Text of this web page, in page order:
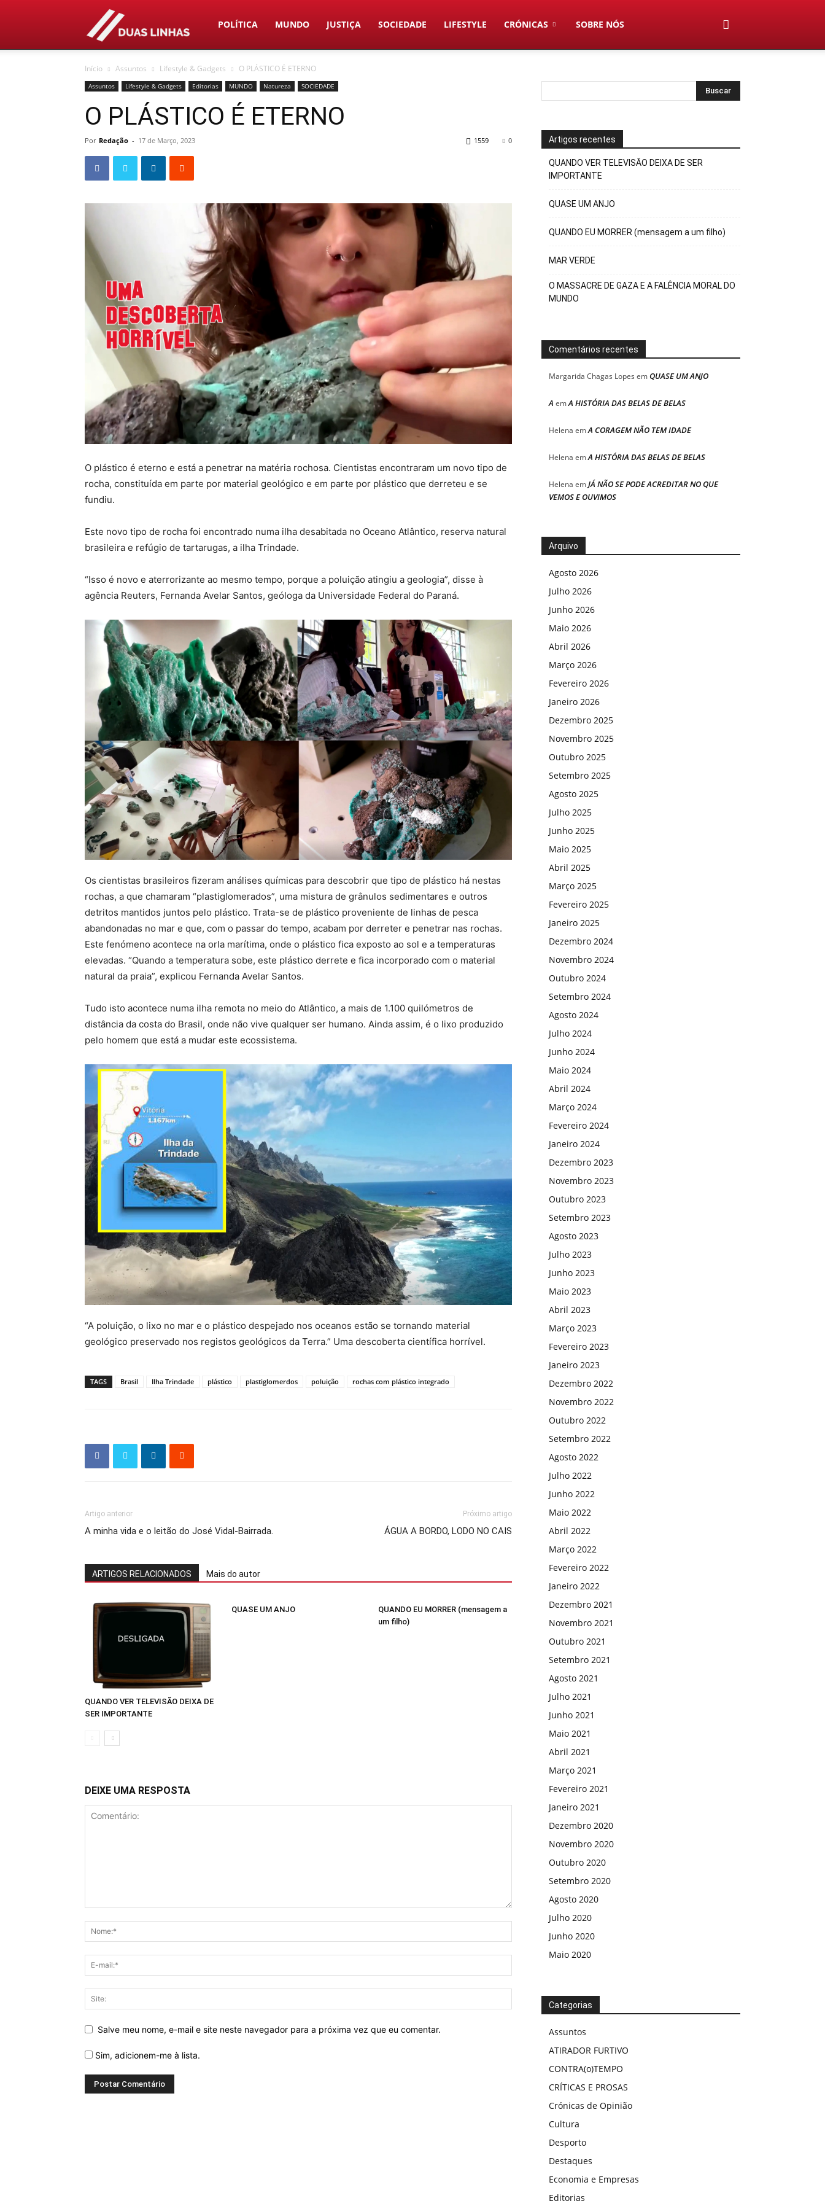
Duas
Linhas
POLÍTICA MUNDO JUSTIÇA SOCIEDADE LIFESTYLE CRÓNICAS SOBRE NÓS
Início Assuntos Lifestyle & Gadgets O PLÁSTICO É ETERNO
Assuntos Lifestyle & Gadgets Editorias MUNDO Natureza SOCIEDADE
O PLÁSTICO É ETERNO
Por Redação - 17 de Março, 2023 0
1559
O plástico é eterno e está a penetrar na matéria rochosa. Cientistas encontraram um novo tipo de
rocha, constituída em parte por material geológico e em parte por plástico que derreteu e se
fundiu.
Este novo tipo de rocha foi encontrado numa ilha desabitada no Oceano Atlântico, reserva natural
brasileira e refúgio de tartarugas, a ilha Trindade.
“Isso é novo e aterrorizante ao mesmo tempo, porque a poluição atingiu a geologia”, disse à
agência Reuters, Fernanda Avelar Santos, geóloga da Universidade Federal do Paraná.
Os cientistas brasileiros fizeram análises químicas para descobrir que tipo de plástico há nestas
rochas, a que chamaram “plastiglomerados”, uma mistura de grânulos sedimentares e outros
detritos mantidos juntos pelo plástico. Trata-se de plástico proveniente de linhas de pesca
abandonadas no mar e que, com o passar do tempo, acabam por derreter e penetrar nas rochas.
Este fenómeno acontece na orla marítima, onde o plástico fica exposto ao sol e a temperaturas
elevadas. “Quando a temperatura sobe, este plástico derrete e fica incorporado com o material
natural da praia”, explicou Fernanda Avelar Santos.
Tudo isto acontece numa ilha remota no meio do Atlântico, a mais de 1.100 quilómetros de
distância da costa do Brasil, onde não vive qualquer ser humano. Ainda assim, é o lixo produzido
pelo homem que está a mudar este ecossistema.
“A poluição, o lixo no mar e o plástico despejado nos oceanos estão se tornando material
geológico preservado nos registos geológicos da Terra.” Uma descoberta científica horrível.
TAGS Brasil Ilha Trindade plástico plastiglomerdos poluição rochas com plástico integrado
Artigo anterior
A minha vida e o leitão do José Vidal-Bairrada.
Próximo artigo
ÁGUA A BORDO, LODO NO CAIS
ARTIGOS RELACIONADOS Mais do autor
QUANDO VER TELEVISÃO DEIXA DE
SER IMPORTANTE
QUASE UM ANJO
QUANDO EU MORRER (mensagem a
um filho)
DEIXE UMA RESPOSTA
Salve meu nome, e-mail e site neste navegador para a próxima vez que eu comentar.
Sim, adicionem-me à lista.
Artigos recentes
QUANDO VER TELEVISÃO DEIXA DE SER
IMPORTANTE
QUASE UM ANJO
QUANDO EU MORRER (mensagem a um filho)
MAR VERDE
O MASSACRE DE GAZA E A FALÊNCIA MORAL DO
MUNDO
Comentários recentes
Margarida Chagas Lopes emQUASE UM ANJO
A emA HISTÓRIA DAS BELAS DE BELAS
Helena emA CORAGEM NÃO TEM IDADE
Helena emA HISTÓRIA DAS BELAS DE BELAS
Helena emJÁ NÃO SE PODE ACREDITAR NO QUE
VEMOS E OUVIMOS
Arquivo
Agosto 2026
Julho 2026
Junho 2026
Maio 2026
Abril 2026
Março 2026
Fevereiro 2026
Janeiro 2026
Dezembro 2025
Novembro 2025
Outubro 2025
Setembro 2025
Agosto 2025
Julho 2025
Junho 2025
Maio 2025
Abril 2025
Março 2025
Fevereiro 2025
Janeiro 2025
Dezembro 2024
Novembro 2024
Outubro 2024
Setembro 2024
Agosto 2024
Julho 2024
Junho 2024
Maio 2024
Abril 2024
Março 2024
Fevereiro 2024
Janeiro 2024
Dezembro 2023
Novembro 2023
Outubro 2023
Setembro 2023
Agosto 2023
Julho 2023
Junho 2023
Maio 2023
Abril 2023
Março 2023
Fevereiro 2023
Janeiro 2023
Dezembro 2022
Novembro 2022
Outubro 2022
Setembro 2022
Agosto 2022
Julho 2022
Junho 2022
Maio 2022
Abril 2022
Março 2022
Fevereiro 2022
Janeiro 2022
Dezembro 2021
Novembro 2021
Outubro 2021
Setembro 2021
Agosto 2021
Julho 2021
Junho 2021
Maio 2021
Abril 2021
Março 2021
Fevereiro 2021
Janeiro 2021
Dezembro 2020
Novembro 2020
Outubro 2020
Setembro 2020
Agosto 2020
Julho 2020
Junho 2020
Maio 2020
Categorias
Assuntos
ATIRADOR FURTIVO
CONTRA(o)TEMPO
CRÍTICAS E PROSAS
Crónicas de Opinião
Cultura
Desporto
Destaques
Economia e Empresas
Editorias